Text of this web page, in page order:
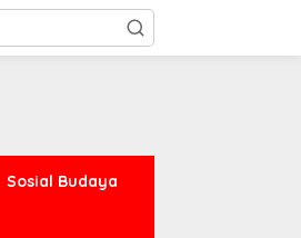
Sosial Budaya